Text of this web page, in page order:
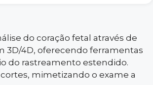
do coração fetal através de
3D/4D, oferecendo ferramentas
do rastreamento estendido.
mimetizando o exame a